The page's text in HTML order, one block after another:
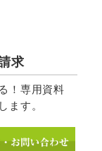
求
！専用資料
ます。